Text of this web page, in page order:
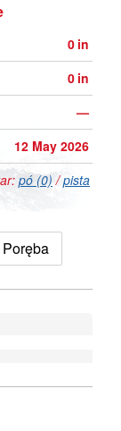
0 in
0 in
—
12 May 2026
pó (0) /pista